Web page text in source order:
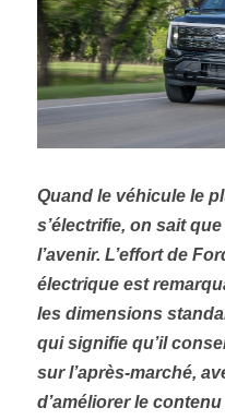
Quand le véhicule le
s’électrifie, on sait
l’avenir. L’effort de
électrique est
les dimensions
qui signifie qu’il
sur l’après-marché,
d’améliorer le